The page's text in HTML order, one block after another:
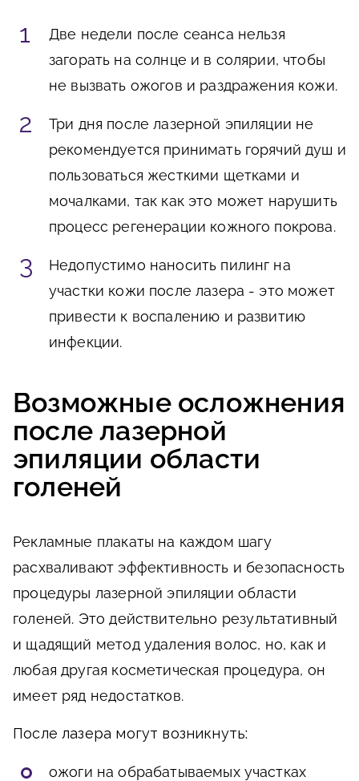
Две недели после сеанса нельзя
загорать на солнце и в солярии, чтобы
не вызвать ожогов и раздражения кожи.
Три дня после лазерной эпиляции не
рекомендуется принимать горячий душ и
пользоваться жесткими щетками и
мочалками, так как это может нарушить
процесс регенерации кожного покрова.
Недопустимо наносить пилинг на
участки кожи после лазера - это может
привести к воспалению и развитию
инфекции.
Возможные осложнения
после лазерной
эпиляции области
голеней
Рекламные плакаты на каждом шагу
расхваливают эффективность и безопасность
процедуры лазерной эпиляции области
голеней. Это действительно результативный
и щадящий метод удаления волос, но, как и
любая другая косметическая процедура, он
имеет ряд недостатков.
После лазера могут возникнуть:
ожоги на обрабатываемых участках